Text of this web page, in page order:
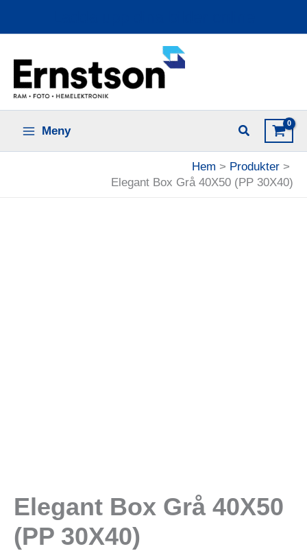
Meny
Hem
Produkter
Elegant Box Grå 40X50 (PP 30X40)
Elegant Box Grå 40X50
(PP 30X40)